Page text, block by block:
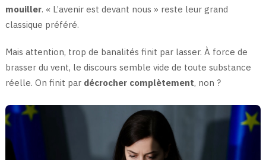
mouiller. « L’avenir est devant nous » reste leur grand
classique préféré.
Mais attention, trop de banalités finit par lasser. À force de
brasser du vent, le discours semble vide de toute substance
réelle. On finit par décrocher complètement, non ?